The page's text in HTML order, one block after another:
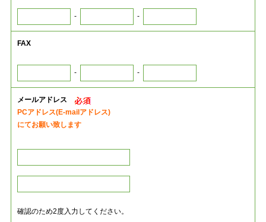
- -
FAX
- -
メールアドレス
PCアドレス(E-mailアドレス)
にてお願い致します
確認のため2度入力してください。